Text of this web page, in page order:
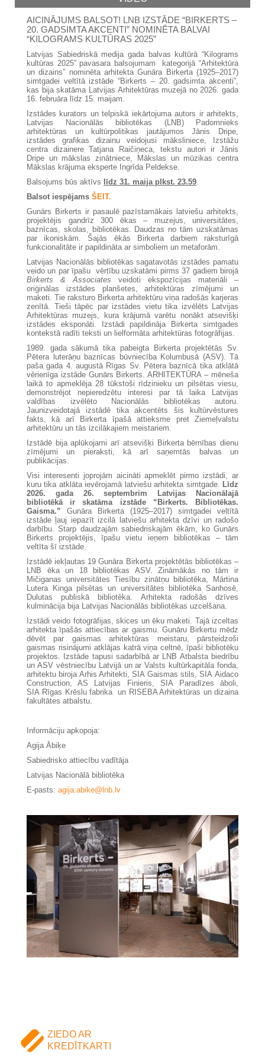
AICINĀJUMS BALSOT! LNB IZSTĀDE “BIRKERTS –
20. GADSIMTA AKCENTI” NOMINĒTA BALVAI
“KILOGRAMS KULTŪRAS 2025”
Latvijas Sabiedriskā medija gada balvas kultūrā “Kilograms
kultūras 2025” pavasara balsojumam kategorijā “Arhitektūra
un dizains” nominēta arhitekta Gunāra Birkerta (1925–2017)
simtgadei veltītā izstāde “Birkerts – 20. gadsimta akcenti”,
kas bija skatāma Latvijas Arhitektūras muzejā no 2026. gada
16. februāra līdz 15. maijam.
Izstādes kurators un telpiskā iekārtojuma autors ir arhitekts,
Latvijas Nacionālās bibliotēkas (LNB) Padomnieks
arhitektūras un kultūrpolitikas jautājumos Jānis Dripe,
izstādes grafikas dizainu veidojusi māksliniece, Izstāžu
centra dizainere Tatjana Raičiņeca, tekstu autori ir Jānis
Dripe un mākslas zinātniece, Mākslas un mūzikas centra
Mākslas krājuma eksperte Ingrīda Peldekse.
Balsojums būs aktīvs līdz 31. maija plkst. 23.59.
Balsot iespējams ŠEIT.
Gunārs Birkerts ir pasaulē pazīstamākais latviešu arhitekts,
projektējis gandrīz 300 ēkas – muzejus, universitātes,
baznīcas, skolas, bibliotēkas. Daudzas no tām uzskatāmas
par ikoniskām. Šajās ēkās Birkerta darbiem raksturīgā
funkcionalitāte ir papildināta ar simboliem un metaforām.
Latvijas Nacionālās bibliotēkas sagatavotās izstādes pamatu
veido un par īpašu vērtību uzskatāmi pirms 37 gadiem birojā
Birkerts & Associates veidoti ekspozīcijas materiāli –
oriģinālas izstādes planšetes, arhitektūras zīmējumi un
maketi. Tie raksturo Birkerta arhitektūru viņa radošās karjeras
zenītā. Tieši tāpēc par izstādes vietu tika izvēlēts Latvijas
Arhitektūras muzejs, kura krājumā varētu nonākt atsevišķi
izstādes eksponāti. Izstādi papildināja Birkerta simtgades
kontekstā radīti teksti un lielformāta arhitektūras fotogrāfijas.
1989. gada sākumā tika pabeigta Birkerta projektētās Sv.
Pētera luterāņu baznīcas būvniecība Kolumbusā (ASV). Tā
paša gada 4. augustā Rīgas Sv. Pētera baznīcā tika atklātā
vērienīga izstāde Gunārs Birkerts. ARHITEKTŪRA – mēneša
laikā to apmeklēja 28 tūkstoši rīdzinieku un pilsētas viesu,
demonstrējot nepieredzētu interesi par tā laika Latvijas
valdības izvēlēto Nacionālās bibliotēkas autoru.
Jaunizveidotajā izstādē tika akcentēts šis kultūrvēstures
fakts, kā arī Birkerta īpašā attieksme pret Ziemeļvalstu
arhitektūru un tās izcilākajiem meistariem.
Izstādē bija aplūkojami arī atsevišķi Birkerta bērnības dienu
zīmējumi un pieraksti, kā arī saņemtās balvas un
publikācijas.
Visi interesenti joprojām aicināti apmeklēt pirmo izstādi, ar
kuru tika atklāta ievērojamā latviešu arhitekta simtgade. Līdz
2026. gada 26. septembrim Latvijas Nacionālajā
bibliotēkā ir skatāma izstāde “Birkerts. Bibliotēkas.
Gaisma.” Gunāra Birkerta (1925–2017) simtgadei veltītā
izstāde ļauj iepazīt izcilā latviešu arhitekta dzīvi un radošo
darbību. Starp daudzajām sabiedriskajām ēkām, ko Gunārs
Birkerts projektējis, īpašu vietu ieņem bibliotēkas – tām
veltīta šī izstāde.
Izstādē iekļautas 19 Gunāra Birkerta projektētās bibliotēkas –
LNB ēka un 18 bibliotēkas ASV. Zināmākās no tām ir
Mičiganas universitātes Tiesību zinātņu bibliotēka, Mārtina
Lutera Kinga pilsētas un universitātes bibliotēka Sanhosē,
Dulutas publiskā bibliotēka. Arhitekta radošās dzīves
kulminācija bija Latvijas Nacionālās bibliotēkas uzcelšana.
Izstādi veido fotogrāfijas, skices un ēku maketi. Tajā izceltas
arhitekta īpašās attiecības ar gaismu. Gunāru Birkertu mēdz
dēvēt par gaismas arhitektūras meistaru, pārsteidzoši
gaismas risinājumi atklājas katrā viņa celtnē, īpaši bibliotēku
projektos. Izstāde tapusi sadarbībā ar LNB Atbalsta biedrību
un ASV vēstniecību Latvijā un ar Valsts kultūrkapitāla fonda,
arhitektu biroja Arhis Arhitekti, SIA Gaismas stils, SIA Aidaco
Construction, AS Latvijas Finieris, SIA Paradīzes āboli,
SIA Rīgas Krēslu fabrika un RISEBA Arhitektūras un dizaina
fakultātes atbalstu.
Informāciju apkopoja:
Agija Ābiķe
Sabiedrisko attiecību vadītāja
Latvijas Nacionālā bibliotēka
E-pasts: agija.abike@lnb.lv
ZIEDO AR
KREDĪTKARTI